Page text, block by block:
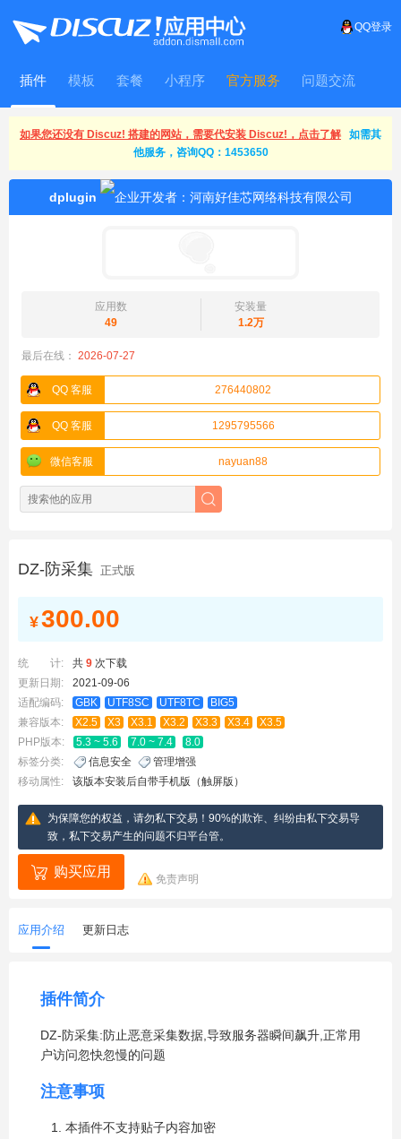
QQ登录
插件 模板 套餐 小程序 官方服务 问题交流
WitFrame
如果您还没有 Discuz! 搭建的网站，需要代安装 Discuz!，点击了解
如需其
他服务，咨询QQ：1453650
dplugin
应用数
49
安装量
1.2万
最后在线： 2026-07-27
QQ 客服 276440802
QQ 客服 1295795566
微信客服 nayuan88
DZ-防采集 正式版
¥300.00
统 计: 共 9 次下载
更新日期:
2021-09-06
适配编码:
GBK UTF8SC UTF8TC
BIG5
兼容版本:
X2.5 X3 X3.1 X3.2 X3.3 X3.4
X3.5
PHP版本:
5.3 ~ 5.6 7.0 ~ 7.4
8.0
标签分类:
信息安全
管理增强
移动属性:
该版本安装后自带手机版（触屏版）
为保障您的权益，请勿私下交易！90%的欺诈、纠纷由私下交易导
致，私下交易产生的问题不归平台管。
购买应用 免责声明
应用介绍 更新日志
插件简介
DZ-防采集:防止恶意采集数据,导致服务器瞬间飙升,正常用
户访问忽快忽慢的问题
注意事项
本插件不支持贴子内容加密